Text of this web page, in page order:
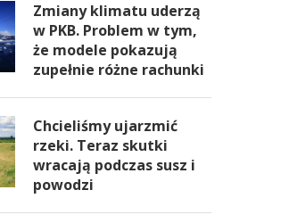
Zmiany klimatu uderzą
w PKB. Problem w tym,
że modele pokazują
zupełnie różne rachunki
Chcieliśmy ujarzmić
rzeki. Teraz skutki
wracają podczas susz i
powodzi